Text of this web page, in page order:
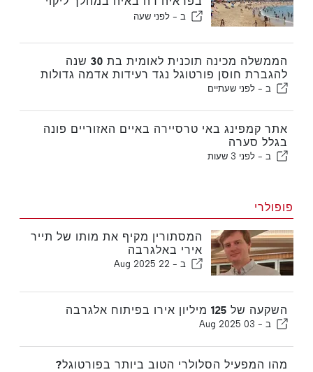
החמה בפורטוגל
ב - לפני שעה
הממשלה מכינה תוכנית לאומית בת 30 שנה
להגברת חוסן פורטוגל נגד רעידות אדמה גדולות
ב - לפני שעתיים
אתר קמפינג באי טרסיירה באיים האזוריים פונה
בגלל סערה
ב - לפני 3 שעות
פופולרי
המסתורין מקיף את מותו של תייר
אירי באלגרבה
ב - 22 Aug 2025
השקעה של 125 מיליון אירו בפיתוח אלגרבה
ב - 03 Aug 2025
מהו המפעיל הסלולרי הטוב ביותר בפורטוגל?